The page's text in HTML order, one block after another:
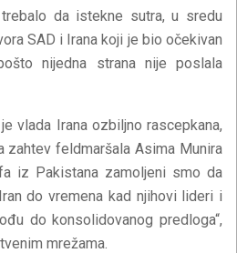
da istekne sutra, u sredu
SAD i Irana koji je bio očekivan
nijedna strana nije poslala
vlada Irana ozbiljno rascepkana,
zahtev feldmaršala Asima Munira
iz Pakistana zamoljeni smo da
do vremena kad njihovi lideri i
do konsolidovanog predloga“,
mrežama.